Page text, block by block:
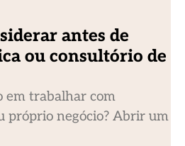
antes de
ou consultório de
em trabalhar com
próprio negócio? Abrir um